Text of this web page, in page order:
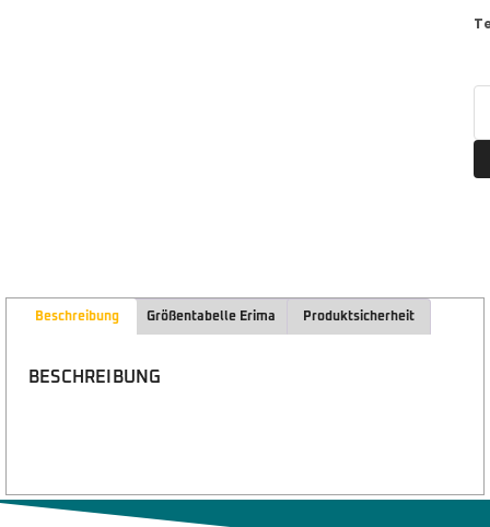
Beschreibung Größentabelle Erima Produktsicherheit
BESCHREIBUNG